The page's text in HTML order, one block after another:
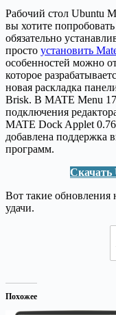
Рабочий стол Ubuntu
вы хотите
обязательно
просто установить
особенностей можно
которое
новая раскладка
Brisk. В MATE Menu
подключения
MATE Dock Applet
добавлена поддержка
программ.
Скачать
Вот такие
удачи.
Похожее